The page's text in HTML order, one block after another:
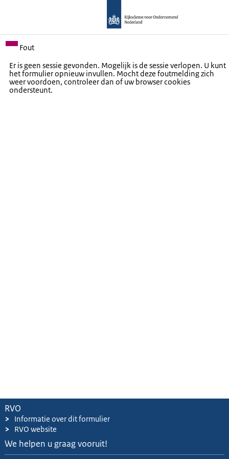
Fout
Er is geen sessie gevonden. Mogelijk is de sessie verlopen. U kunt
het formulier opnieuw invullen. Mocht deze foutmelding zich
weer voordoen, controleer dan of uw browser cookies
ondersteunt.
RVO
> Informatie over dit formulier
> RVO website
We helpen u graag vooruit!